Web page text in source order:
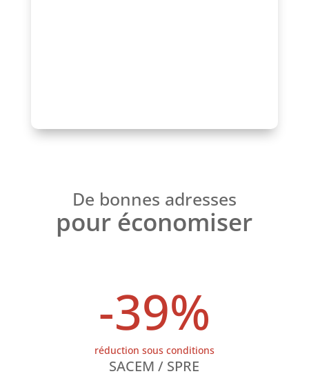
De bonnes adresses
pour économiser
-39%
réduction sous conditions
SACEM / SPRE